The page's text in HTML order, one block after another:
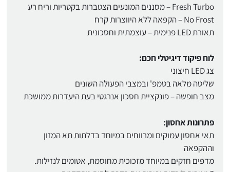
Fresh Turbo – מסננים המונעים הצטברות בקטריות וריח רע
No Frost – הקפאה ללא היווצרות קרח
תאורת LED פנימית – עוצמתית וחסכונית
לוח פיקוד דיגיטלי חכם:
צג LED חיצוני
שליטה מלאה בטמפ' ובמצבי הפעולה השונים
מצב חופשה – פונקציית חסכון אנרגטי בעת היעדרות ממושכת
פתרונות אחסון:
תאי אחסון עמוקים ומרווחים במיוחד בדלתות תא המזון
וההקפאה
מדפים חזקים במיוחד מזכוכית מחוסמת, אטומים לנזילות.